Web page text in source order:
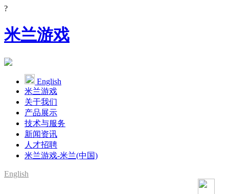
?
米兰游戏
English
米兰游戏
关于我们
产品展示
技术与服务
新闻资讯
人才招聘
米兰游戏-米兰(中国)
English